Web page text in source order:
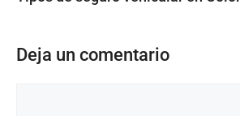
Deja un comentario